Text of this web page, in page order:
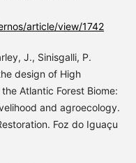
article/view/1742
J., Sinisgalli, P.
design of High
Atlantic Forest Biome:
and agroecology.
Foz do Iguaçu